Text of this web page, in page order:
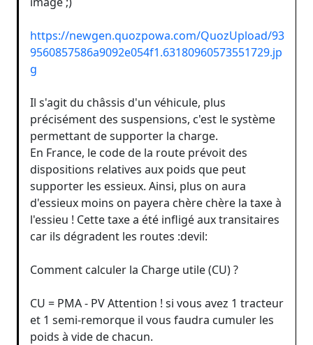
https://newgen.quozpowa.com/QuozUpload/93
9560857586a9092e054f1.63180960573551729.jp
g
Il s'agit du châssis d'un véhicule, plus
précisément des suspensions, c'est le système
permettant de supporter la charge.
En France, le code de la route prévoit des
dispositions relatives aux poids que peut
supporter les essieux. Ainsi, plus on aura
d'essieux moins on payera chère chère la taxe à
l'essieu ! Cette taxe a été infligé aux transitaires
car ils dégradent les routes :devil:
Comment calculer la Charge utile (CU) ?
CU = PMA - PV Attention ! si vous avez 1 tracteur
et 1 semi-remorque il vous faudra cumuler les
poids à vide de chacun.